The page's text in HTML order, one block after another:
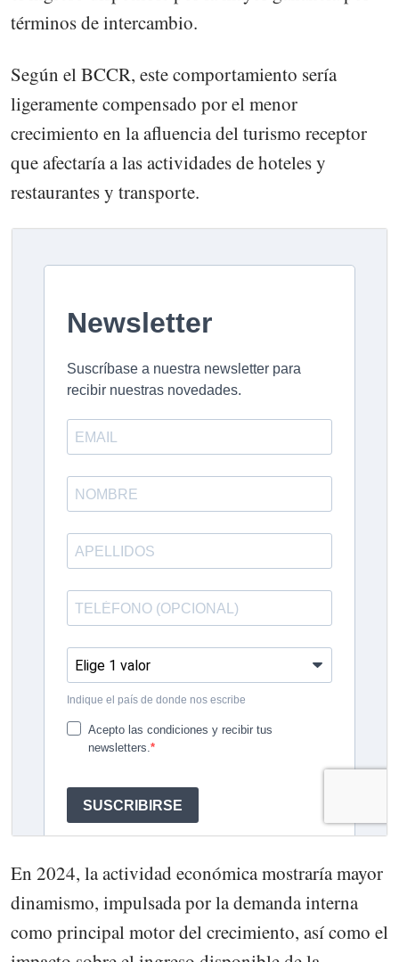
términos de intercambio.
Según el BCCR, este comportamiento sería
ligeramente compensado por el menor
crecimiento en la afluencia del turismo receptor
que afectaría a las actividades de hoteles y
restaurantes y transporte.
En 2024, la actividad económica mostraría mayor
dinamismo, impulsada por la demanda interna
como principal motor del crecimiento, así como el